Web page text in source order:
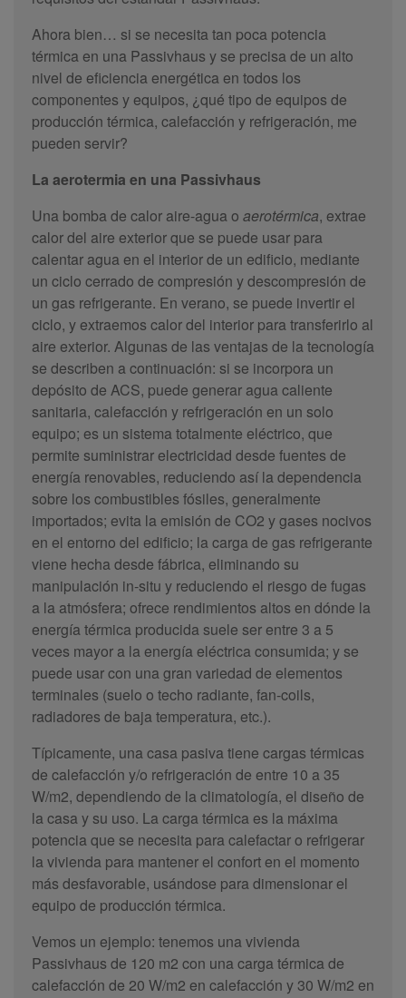
Ahora bien… si se necesita tan poca potencia
térmica en una Passivhaus y se precisa de un alto
nivel de eficiencia energética en todos los
componentes y equipos, ¿qué tipo de equipos de
producción térmica, calefacción y refrigeración, me
pueden servir?
La aerotermia en una Passivhaus
Una bomba de calor aire-agua o aerotérmica, extrae
calor del aire exterior que se puede usar para
calentar agua en el interior de un edificio, mediante
un ciclo cerrado de compresión y descompresión de
un gas refrigerante. En verano, se puede invertir el
ciclo, y extraemos calor del interior para transferirlo al
aire exterior. Algunas de las ventajas de la tecnología
se describen a continuación: si se incorpora un
depósito de ACS, puede generar agua caliente
sanitaria, calefacción y refrigeración en un solo
equipo; es un sistema totalmente eléctrico, que
permite suministrar electricidad desde fuentes de
energía renovables, reduciendo así la dependencia
sobre los combustibles fósiles, generalmente
importados; evita la emisión de CO2 y gases nocivos
en el entorno del edificio; la carga de gas refrigerante
viene hecha desde fábrica, eliminando su
manipulación in-situ y reduciendo el riesgo de fugas
a la atmósfera; ofrece rendimientos altos en dónde la
energía térmica producida suele ser entre 3 a 5
veces mayor a la energía eléctrica consumida; y se
puede usar con una gran variedad de elementos
terminales (suelo o techo radiante, fan-coils,
radiadores de baja temperatura, etc.).
Típicamente, una casa pasiva tiene cargas térmicas
de calefacción y/o refrigeración de entre 10 a 35
W/m2, dependiendo de la climatología, el diseño de
la casa y su uso. La carga térmica es la máxima
potencia que se necesita para calefactar o refrigerar
la vivienda para mantener el confort en el momento
más desfavorable, usándose para dimensionar el
equipo de producción térmica.
Vemos un ejemplo: tenemos una vivienda
Passivhaus de 120 m2 con una carga térmica de
calefacción de 20 W/m2 en calefacción y 30 W/m2 en